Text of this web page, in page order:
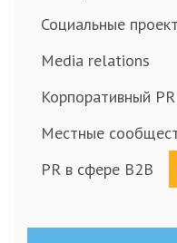
Социальные
Media relations
Корпоративный
Местные
PR в сфере B2B